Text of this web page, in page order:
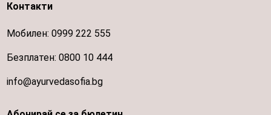
Контакти
Мобилен:0999 222 555
Безплатен:0800 10 444
info@ayurvedasofia.bg